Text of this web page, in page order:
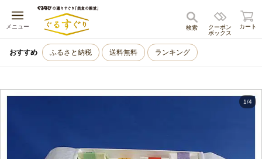
メニュー
キャンセル
クーポン
ボックス
検索 カート
おすすめ ふるさと納税 送料無料 ランキング
1/4